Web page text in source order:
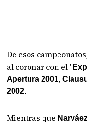
De esos
al coronar con el "
Apertura 2001,
2002.
Mientras que Narváez